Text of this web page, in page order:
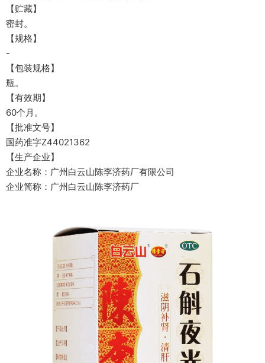
【贮藏】
密封。
【规格】
-
【包装规格】
瓶。
【有效期】
60个月。
【批准文号】
国药准字Z44021362
【生产企业】
企业名称：广州白云山陈李济药厂有限公司
企业简称：广州白云山陈李济药厂